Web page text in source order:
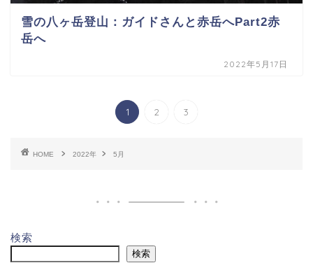
雪の八ヶ岳登山：ガイドさんと赤岳へPart2赤
岳へ
2022年5月17日
1 2 3
HOME 2022年 5月
検索
検索